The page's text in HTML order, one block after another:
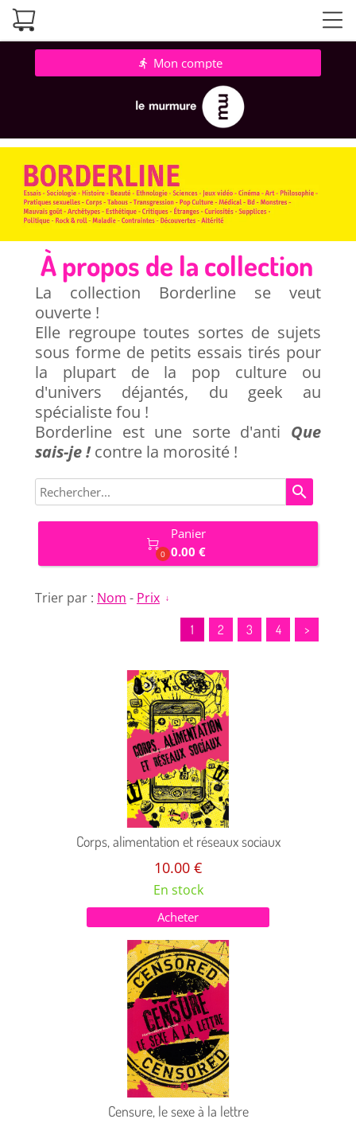
directions_run Mon compte
À propos de la collection
La collection Borderline se veut
ouverte !
Elle regroupe toutes sortes de sujets
sous forme de petits essais tirés pour
la plupart de la pop culture ou
d'univers déjantés, du geek au
spécialiste fou !
Borderline est une sorte d'anti Que
sais-je !contre la morosité !
search

0
Panier
0.00 €
Trier par : Nom - Prix
1 2 3 4 >
Corps, alimentation et réseaux sociaux
10.00 €
En stock
Acheter
Censure, le sexe à la lettre